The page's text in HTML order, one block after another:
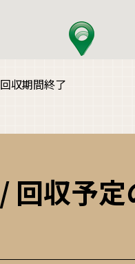
回収期間終了
回収予